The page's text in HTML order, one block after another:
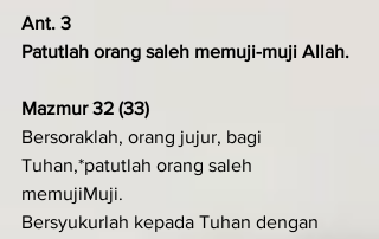
Ant. 3
Patutlah orang saleh memuji-muji Allah.
Mazmur 32 (33)
Bersoraklah, orang jujur, bagi
Tuhan,*patutlah orang saleh
memujiMuji.
Bersyukurlah kepada Tuhan dengan